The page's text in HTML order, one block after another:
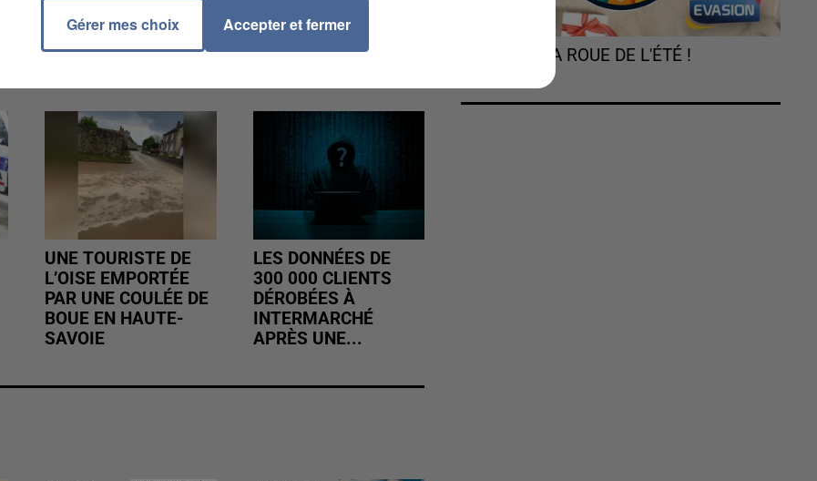
UNE TOURISTE DE
L’OISE EMPORTÉE
PAR UNE COULÉE DE
BOUE EN HAUTE-
SAVOIE
LES DONNÉES DE
300 000 CLIENTS
DÉROBÉES À
INTERMARCHÉ
APRÈS UNE...
TOURNEZ LA ROUE DE L'ÉTÉ !
Gérer mes choix Accepter et fermer